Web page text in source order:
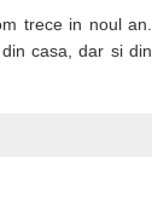
trece in noul an.
casa, dar si din